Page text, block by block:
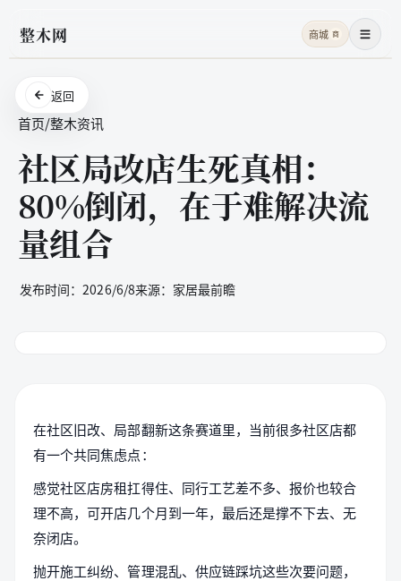
整木网 商城 商 菜单
返回
首页/整木资讯
社区局改店生死真相：
80%倒闭，在于难解决流
量组合
发布时间：2026/6/8来源： 家居最前瞻
在社区旧改、局部翻新这条赛道里，当前很多社区店都
有一个共同焦虑点：
感觉社区店房租扛得住、同行工艺差不多、报价也较合
理不高，可开店几个月到一年，最后还是撑不下去、无
奈闭店。
抛开施工纠纷、管理混乱、供应链踩坑这些次要问题，